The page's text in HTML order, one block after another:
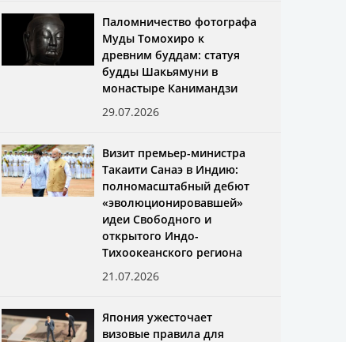
Паломничество фотографа
Муды Томохиро к
древним буддам: статуя
будды Шакьямуни в
монастыре Канимандзи
29.07.2026
Визит премьер-министра
Такаити Санаэ в Индию:
полномасштабный дебют
«эволюционировавшей»
идеи Свободного и
открытого Индо-
Тихоокеанского региона
21.07.2026
Япония ужесточает
визовые правила для